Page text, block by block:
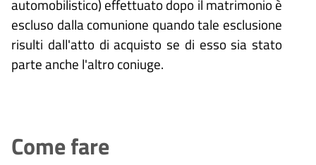
automobilistico) effettuato dopo il matrimonio è
escluso dalla comunione quando tale esclusione
risulti dall'atto di acquisto se di esso sia stato
parte anche l'altro coniuge.
Come fare